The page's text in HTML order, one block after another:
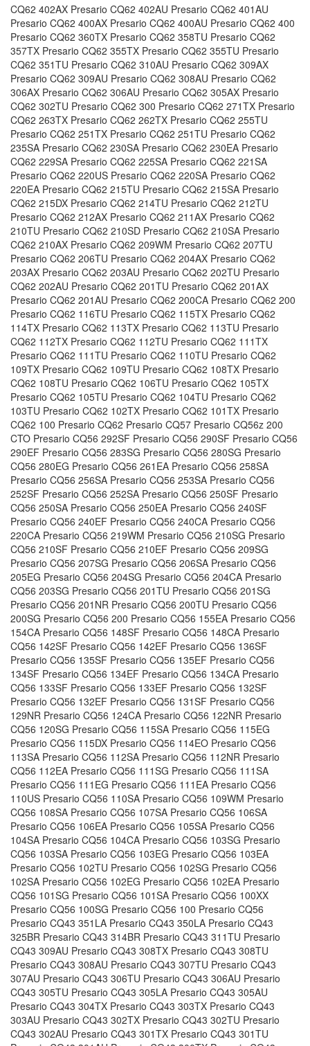
CQ62 402AX Presario CQ62 402AU Presario CQ62 401AU
Presario CQ62 400AX Presario CQ62 400AU Presario CQ62 400
Presario CQ62 360TX Presario CQ62 358TU Presario CQ62
357TX Presario CQ62 355TX Presario CQ62 355TU Presario
CQ62 351TU Presario CQ62 310AU Presario CQ62 309AX
Presario CQ62 309AU Presario CQ62 308AU Presario CQ62
306AX Presario CQ62 306AU Presario CQ62 305AX Presario
CQ62 302TU Presario CQ62 300 Presario CQ62 271TX Presario
CQ62 263TX Presario CQ62 262TX Presario CQ62 255TU
Presario CQ62 251TX Presario CQ62 251TU Presario CQ62
235SA Presario CQ62 230SA Presario CQ62 230EA Presario
CQ62 229SA Presario CQ62 225SA Presario CQ62 221SA
Presario CQ62 220US Presario CQ62 220SA Presario CQ62
220EA Presario CQ62 215TU Presario CQ62 215SA Presario
CQ62 215DX Presario CQ62 214TU Presario CQ62 212TU
Presario CQ62 212AX Presario CQ62 211AX Presario CQ62
210TU Presario CQ62 210SD Presario CQ62 210SA Presario
CQ62 210AX Presario CQ62 209WM Presario CQ62 207TU
Presario CQ62 206TU Presario CQ62 204AX Presario CQ62
203AX Presario CQ62 203AU Presario CQ62 202TU Presario
CQ62 202AU Presario CQ62 201TU Presario CQ62 201AX
Presario CQ62 201AU Presario CQ62 200CA Presario CQ62 200
Presario CQ62 116TU Presario CQ62 115TX Presario CQ62
114TX Presario CQ62 113TX Presario CQ62 113TU Presario
CQ62 112TX Presario CQ62 112TU Presario CQ62 111TX
Presario CQ62 111TU Presario CQ62 110TU Presario CQ62
109TX Presario CQ62 109TU Presario CQ62 108TX Presario
CQ62 108TU Presario CQ62 106TU Presario CQ62 105TX
Presario CQ62 105TU Presario CQ62 104TU Presario CQ62
103TU Presario CQ62 102TX Presario CQ62 101TX Presario
CQ62 100 Presario CQ62 Presario CQ57 Presario CQ56z 200
CTO Presario CQ56 292SF Presario CQ56 290SF Presario CQ56
290EF Presario CQ56 283SG Presario CQ56 280SG Presario
CQ56 280EG Presario CQ56 261EA Presario CQ56 258SA
Presario CQ56 256SA Presario CQ56 253SA Presario CQ56
252SF Presario CQ56 252SA Presario CQ56 250SF Presario
CQ56 250SA Presario CQ56 250EA Presario CQ56 240SF
Presario CQ56 240EF Presario CQ56 240CA Presario CQ56
220CA Presario CQ56 219WM Presario CQ56 210SG Presario
CQ56 210SF Presario CQ56 210EF Presario CQ56 209SG
Presario CQ56 207SG Presario CQ56 206SA Presario CQ56
205EG Presario CQ56 204SG Presario CQ56 204CA Presario
CQ56 203SG Presario CQ56 201TU Presario CQ56 201SG
Presario CQ56 201NR Presario CQ56 200TU Presario CQ56
200SG Presario CQ56 200 Presario CQ56 155EA Presario CQ56
154CA Presario CQ56 148SF Presario CQ56 148CA Presario
CQ56 142SF Presario CQ56 142EF Presario CQ56 136SF
Presario CQ56 135SF Presario CQ56 135EF Presario CQ56
134SF Presario CQ56 134EF Presario CQ56 134CA Presario
CQ56 133SF Presario CQ56 133EF Presario CQ56 132SF
Presario CQ56 132EF Presario CQ56 131SF Presario CQ56
129NR Presario CQ56 124CA Presario CQ56 122NR Presario
CQ56 120SG Presario CQ56 115SA Presario CQ56 115EG
Presario CQ56 115DX Presario CQ56 114EO Presario CQ56
113SA Presario CQ56 112SA Presario CQ56 112NR Presario
CQ56 112EA Presario CQ56 111SG Presario CQ56 111SA
Presario CQ56 111EG Presario CQ56 111EA Presario CQ56
110US Presario CQ56 110SA Presario CQ56 109WM Presario
CQ56 108SA Presario CQ56 107SA Presario CQ56 106SA
Presario CQ56 106EA Presario CQ56 105SA Presario CQ56
104SA Presario CQ56 104CA Presario CQ56 103SG Presario
CQ56 103SA Presario CQ56 103EG Presario CQ56 103EA
Presario CQ56 102TU Presario CQ56 102SG Presario CQ56
102SA Presario CQ56 102EG Presario CQ56 102EA Presario
CQ56 101SG Presario CQ56 101SA Presario CQ56 100XX
Presario CQ56 100SG Presario CQ56 100 Presario CQ56
Presario CQ43 351LA Presario CQ43 350LA Presario CQ43
325BR Presario CQ43 314BR Presario CQ43 311TU Presario
CQ43 309AU Presario CQ43 308TX Presario CQ43 308TU
Presario CQ43 308AU Presario CQ43 307TU Presario CQ43
307AU Presario CQ43 306TU Presario CQ43 306AU Presario
CQ43 305TU Presario CQ43 305LA Presario CQ43 305AU
Presario CQ43 304TX Presario CQ43 303TX Presario CQ43
303AU Presario CQ43 302TX Presario CQ43 302TU Presario
CQ43 302AU Presario CQ43 301TX Presario CQ43 301TU